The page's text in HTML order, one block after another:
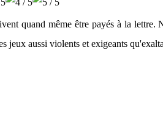
quand même être payés à la
aussi violents et exigeants